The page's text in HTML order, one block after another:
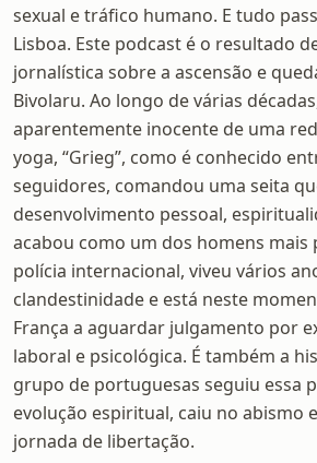
sexual e tráfico humano. E tudo
Lisboa. Este podcast é o resultado
jornalística sobre a ascensão e
Bivolaru. Ao longo de várias
aparentemente inocente de uma
yoga, “Grieg”, como é conhecido
seguidores, comandou uma seita
desenvolvimento pessoal,
acabou como um dos homens mais
polícia internacional, viveu vários
clandestinidade e está neste
França a aguardar julgamento por
laboral e psicológica. É também a
grupo de portuguesas seguiu essa
evolução espiritual, caiu no abismo
jornada de libertação.